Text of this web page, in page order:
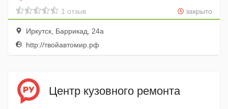
закрыто
1 отзыв
Иркутск, Баррикад, 24а
http://твойавтомир.рф
Центр кузовного ремонта